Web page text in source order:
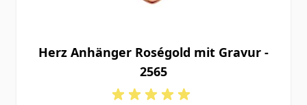
Herz Anhänger Roségold mit Gravur -
2565